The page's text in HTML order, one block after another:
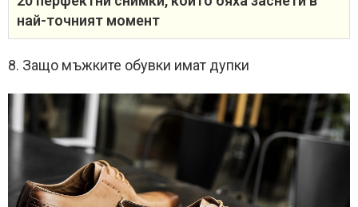
най-точният момент
8. Защо мъжките обувки имат дупки